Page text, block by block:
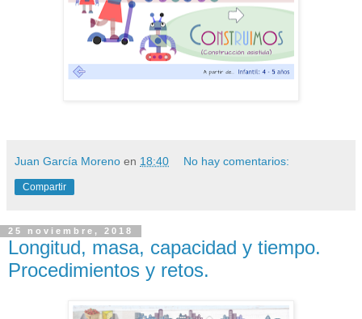
Juan García Moreno en 18:40 No hay comentarios:
Compartir
25 noviembre, 2018
Longitud, masa, capacidad y tiempo.
Procedimientos y retos.